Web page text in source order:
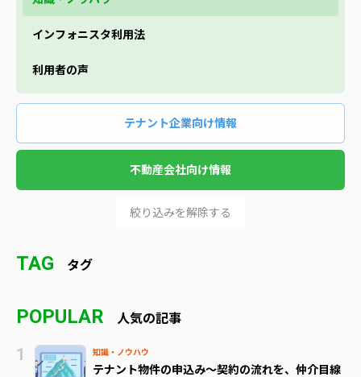
インフォニスタ利用法
利用者の声
テナント企業向け情報
不動産会社向け情報
絞り込みを解除する
TAG タグ
POPULAR 人気の記事
知識・ノウハウ
テナント物件の申込み～契約の流れを、仲介目線